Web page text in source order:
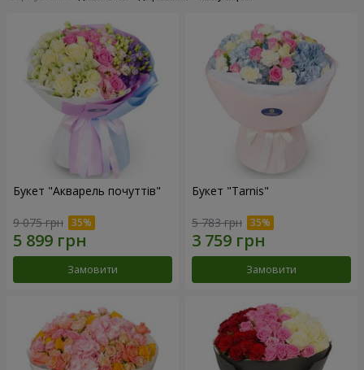
Букет "Акварель почуттів"
9 075 грн
Замовити
Букет "Tarnis"
5 783 грн
Замовити